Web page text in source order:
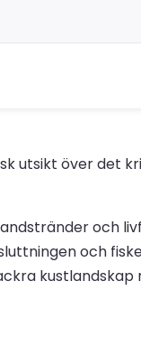
utsikt över det
och
och